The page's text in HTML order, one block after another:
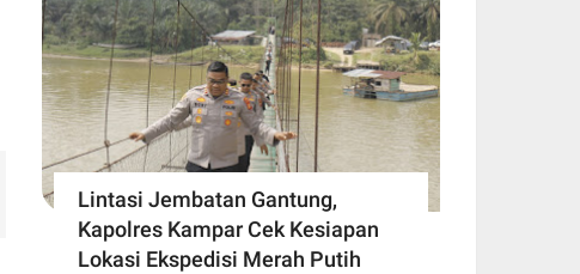
Lintasi Jembatan Gantung,
Kapolres Kampar Cek Kesiapan
Lokasi Ekspedisi Merah Putih